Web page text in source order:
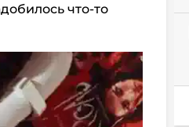
что-то